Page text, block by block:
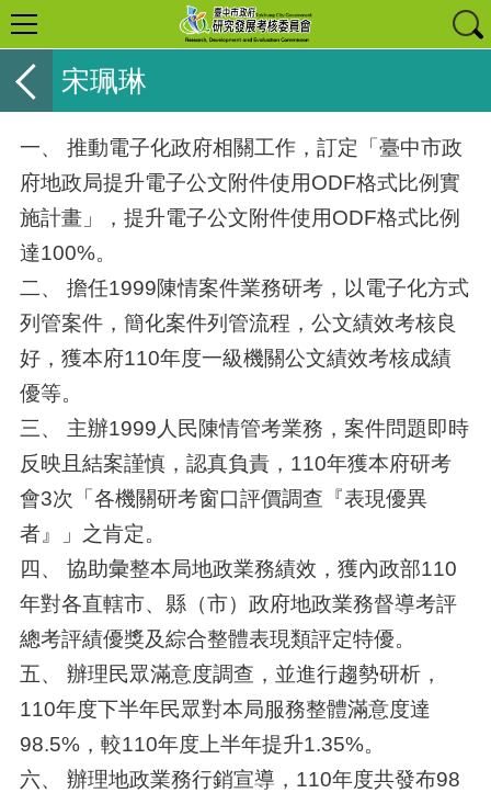
宋珮琳
一、 推動電子化政府相關工作，訂定「臺中市政
府地政局提升電子公文附件使用ODF格式比例實
施計畫」，提升電子公文附件使用ODF格式比例
達100%。
二、 擔任1999陳情案件業務研考，以電子化方式
列管案件，簡化案件列管流程，公文績效考核良
好，獲本府110年度一級機關公文績效考核成績
優等。
三、 主辦1999人民陳情管考業務，案件問題即時
反映且結案謹慎，認真負責，110年獲本府研考
會3次「各機關研考窗口評價調查『表現優異
者』」之肯定。
四、 協助彙整本局地政業務績效，獲內政部110
年對各直轄市、縣（市）政府地政業務督導考評
總考評績優獎及綜合整體表現類評定特優。
五、 辦理民眾滿意度調查，並進行趨勢研析，
110年度下半年民眾對本局服務整體滿意度達
98.5%，較110年度上半年提升1.35%。
六、 辦理地政業務行銷宣導，110年度共發布98